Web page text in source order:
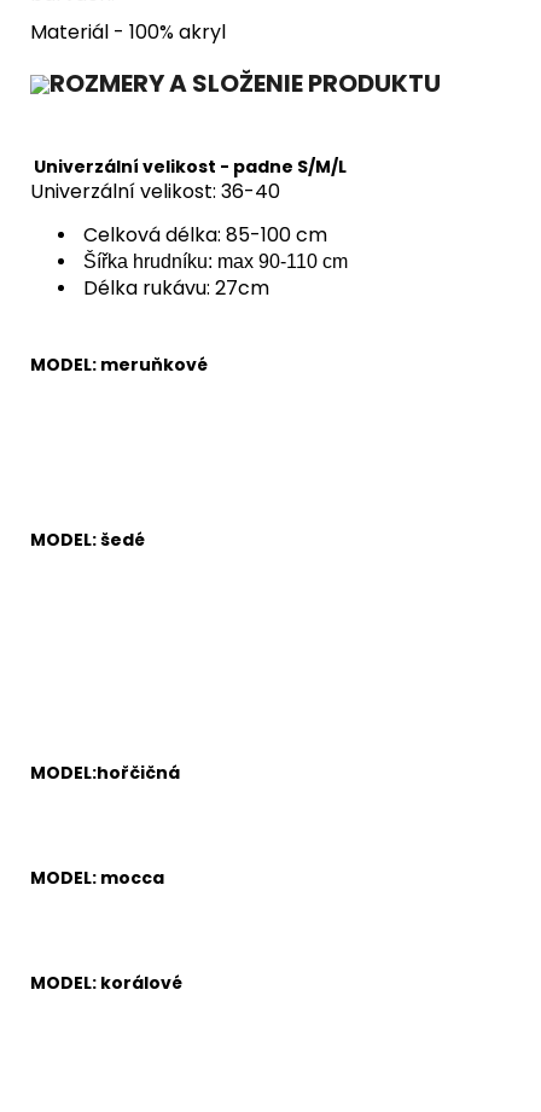
Materiál - 100% akryl
ROZMERY A SLOŽENIE PRODUKTU
Univerzální velikost - padne S/M/L
Univerzální velikost: 36-40
Celková délka: 85-100 cm
Šířka hrudníku: max 90-110 cm
Délka rukávu: 27cm
MODEL: meruňkové
MODEL: šedé
MODEL:hořčičná
MODEL: mocca
MODEL: korálové